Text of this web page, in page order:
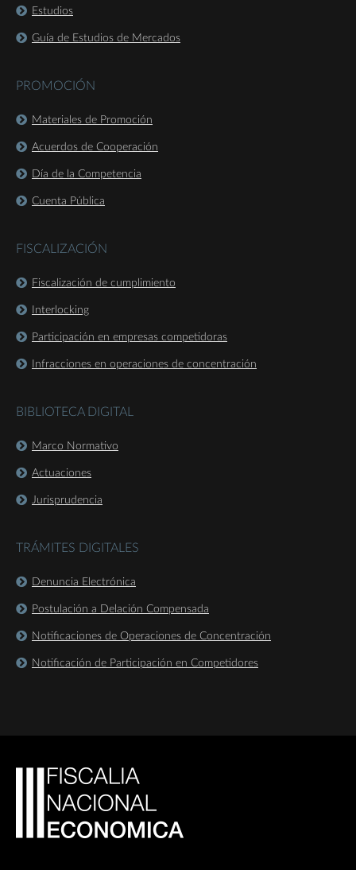
Estudios
Guía de Estudios de Mercados
PROMOCIÓN
Materiales de Promoción
Acuerdos de Cooperación
Día de la Competencia
Cuenta Pública
FISCALIZACIÓN
Fiscalización de cumplimiento
Interlocking
Participación en empresas competidoras
Infracciones en operaciones de concentración
BIBLIOTECA DIGITAL
Marco Normativo
Actuaciones
Jurisprudencia
TRÁMITES DIGITALES
Denuncia Electrónica
Postulación a Delación Compensada
Notificaciones de Operaciones de Concentración
Notificación de Participación en Competidores